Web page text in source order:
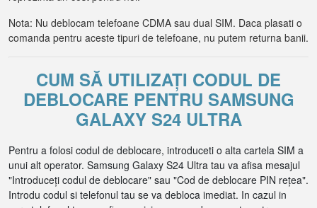
Nota: Nu deblocam telefoane CDMA sau dual SIM. Daca plasati o
comanda pentru aceste tipuri de telefoane, nu putem returna banii.
CUM SĂ UTILIZAȚI CODUL DE
DEBLOCARE PENTRU SAMSUNG
GALAXY S24 ULTRA
Pentru a folosi codul de deblocare, introduceti o alta cartela SIM a
unui alt operator. Samsung Galaxy S24 Ultra tau va afisa mesajul
"Introduceți codul de deblocare" sau "Cod de deblocare PIN rețea".
Introdu codul si telefonul tau se va debloca imediat. In cazul in